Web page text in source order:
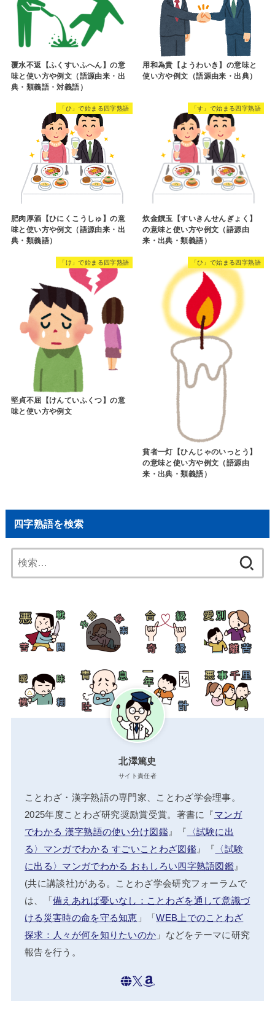
覆水不返【ふくすいふへん】の意
味と使い方や例文（語源由来・出
典・類義語・対義語）
用和為貴【ようわいき】の意味と
使い方や例文（語源由来・出典）
「ひ」で始まる四字熟語
肥肉厚酒【ひにくこうしゅ】の意
味と使い方や例文（語源由来・出
典・類義語）
「す」で始まる四字熟語
炊金饌玉【すいきんせんぎょく】
の意味と使い方や例文（語源由
来・出典・類義語）
「け」で始まる四字熟語
堅貞不屈【けんていふくつ】の意
味と使い方や例文
「ひ」で始まる四字熟語
貧者一灯【ひんじゃのいっとう】
の意味と使い方や例文（語源由
来・出典・類義語）
四字熟語を検索
索:
北澤篤史
サイト責任者
ことわざ・漢字熟語の専門家、ことわざ学会理事。
2025年度ことわざ研究奨励賞受賞。著書に『マンガ
でわかる 漢字熟語の使い分け図鑑』『 〈試験に出
る〉マンガでわかる すごいことわざ図鑑』『 〈試験
に出る〉マンガでわかる おもしろい四字熟語図鑑 』
(共に講談社)がある。ことわざ学会研究フォーラムで
は、「備えあれば憂いなし：ことわざを通して意識づ
ける災害時の命を守る知恵 」「WEB上でのことわざ
探求：人々が何を知りたいのか 」などをテーマに研究
報告を行う。